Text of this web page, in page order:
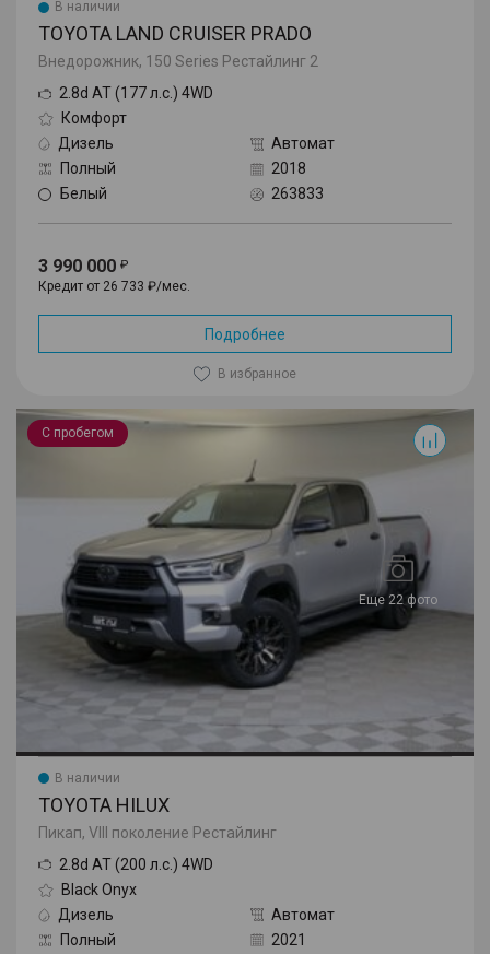
В наличии
TOYOTA LAND CRUISER PRADO
Внедорожник, 150 Series Рестайлинг 2
2.8d AT (177 л.с.) 4WD
Комфорт
Дизель
Автомат
Полный
2018
Белый
263833
3 990 000
Кредит от 26 733 ₽/мес.
Подробнее
В избранное
С пробегом
Еще 22 фото
Hilux
В наличии
TOYOTA HILUX
Пикап, VIII поколение Рестайлинг
2.8d AT (200 л.с.) 4WD
Black Onyx
Дизель
Автомат
Полный
2021